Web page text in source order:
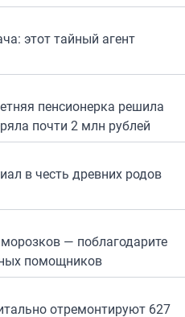
этот тайный агент
пенсионерка решила
почти 2 млн рублей
в честь древних родов
— поблагодарите
помощников
отремонтируют 627